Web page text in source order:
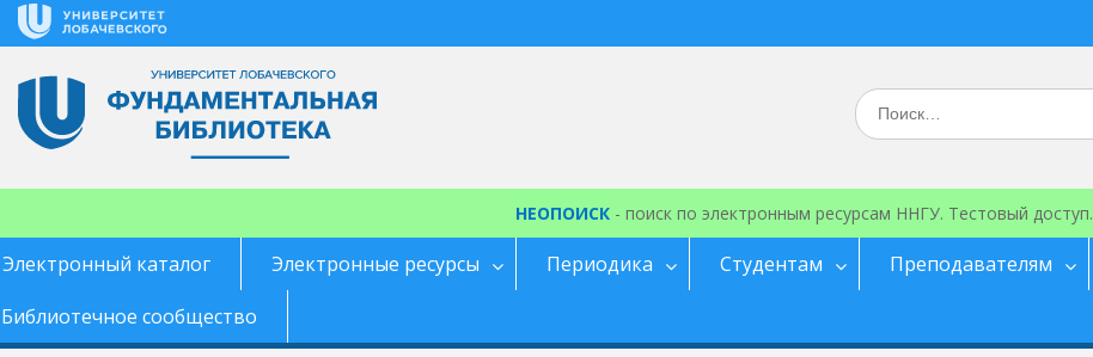
Перейти
Искать:
НЕОПОИСК- поиск по электронным ресурсам ННГУ. Тестовый доступ.
Электронный каталог Электронные ресурсы Периодика Студентам Преподавателям
Библиотечное сообщество